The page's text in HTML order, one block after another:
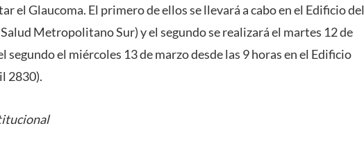
el Glaucoma. El primero de ellos se llevará a cabo en el Edificio del
Metropolitano Sur) y el segundo se realizará el martes 12 de
segundo el miércoles 13 de marzo desde las 9 horas en el Edificio
2830).